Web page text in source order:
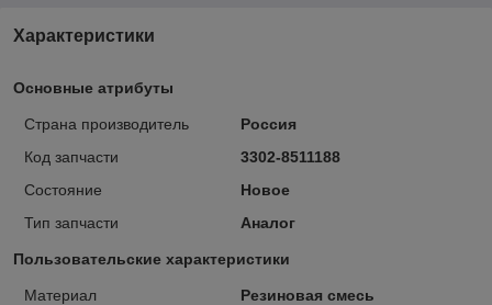
Характеристики
Основные атрибуты
Страна производитель
Россия
Код запчасти
3302-8511188
Состояние
Новое
Тип запчасти
Аналог
Пользовательские характеристики
Материал Резиновая смесь